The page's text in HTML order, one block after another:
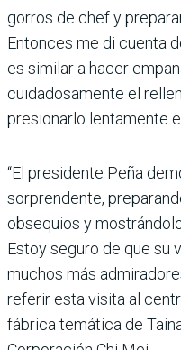
gorros de chef y
Entonces me di cuenta
es similar a hacer
cuidadosamente el
presionarlo lentamente
“El presidente Peña
sorprendente,
obsequios y
Estoy seguro de que su
muchos más
referir esta visita al
fábrica temática de